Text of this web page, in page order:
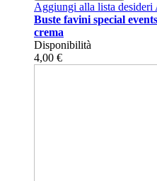
Aggiungi alla lista desideri
Buste favini special
crema
Disponibilità
4,00 €